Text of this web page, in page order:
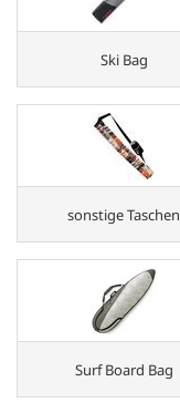
Ski Bag
sonstige Taschen
Surf Board Bag